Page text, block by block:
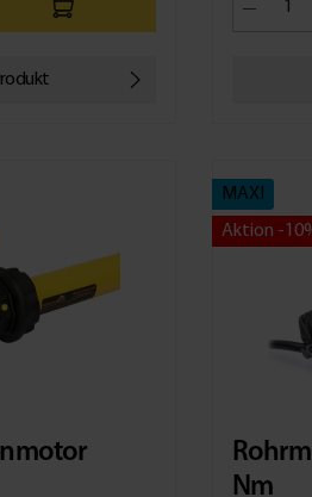
MAXI
Aktion -
Nm